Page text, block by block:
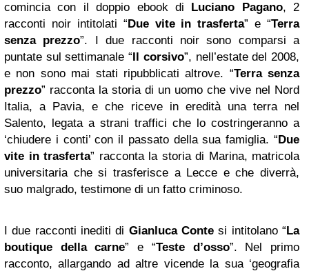
comincia con il doppio ebook di Luciano Pagano, 2
racconti noir intitolati “Due vite in trasferta” e “Terra
senza prezzo”. I due racconti noir sono comparsi a
puntate sul settimanale “Il corsivo”, nell’estate del 2008,
e non sono mai stati ripubblicati altrove. “Terra senza
prezzo” racconta la storia di un uomo che vive nel Nord
Italia, a Pavia, e che riceve in eredità una terra nel
Salento, legata a strani traffici che lo costringeranno a
‘chiudere i conti’ con il passato della sua famiglia. “Due
vite in trasferta” racconta la storia di Marina, matricola
universitaria che si trasferisce a Lecce e che diverrà,
suo malgrado, testimone di un fatto criminoso.
I due racconti inediti di Gianluca Contesi intitolano “La
boutique della carne” e “Teste d’osso”. Nel primo
racconto, allargando ad altre vicende la sua ‘geografia